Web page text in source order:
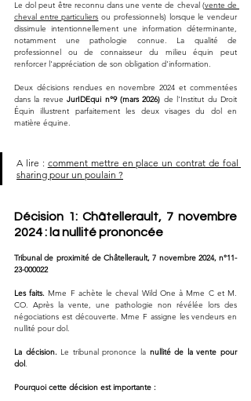
Le dol peut être reconnu dans une vente de cheval (vente de
cheval entre particuliers ou professionnels) lorsque le vendeur
dissimule intentionnellement une information déterminante,
notamment une pathologie connue. La qualité de
professionnel ou de connaisseur du milieu équin peut
renforcer l'appréciation de son obligation d'information.
Deux décisions rendues en novembre 2024 et commentées
dans la revue JurIDEqui n°9 (mars 2026) de l'Institut du Droit
Équin illustrent parfaitement les deux visages du dol en
matière équine.
A lire : comment mettre en place un contrat de foal
sharing pour un poulain ?
Décision 1: Châtellerault, 7 novembre
2024 : la nullité prononcée
Tribunal de proximité de Châtellerault, 7 novembre 2024, n°11-
23-000022
Les faits. Mme F achète le cheval Wild One à Mme C et M.
CO. Après la vente, une pathologie non révélée lors des
négociations est découverte. Mme F assigne les vendeurs en
nullité pour dol.
La décision. Le tribunal prononce la nullité de la vente pour
dol .
Pourquoi cette décision est importante :